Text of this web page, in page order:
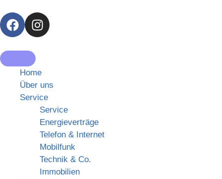
Home
Über uns
Service
Service
Energieverträge
Telefon & Internet
Mobilfunk
Technik & Co.
Immobilien